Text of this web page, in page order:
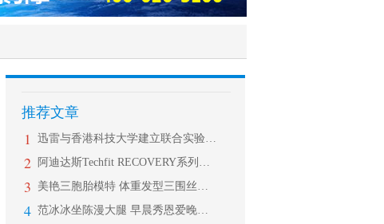
推荐文章
1 迅雷与香港科技大学建立联合实验室 共同推动区块
2 阿迪达斯Techfit RECOVERY系列新品上市
3 美艳三胞胎模特 体重发型三围丝毫不差
4 范冰冰坐陈漫大腿 早晨秀恩爱晚间坐大腿这很范爷